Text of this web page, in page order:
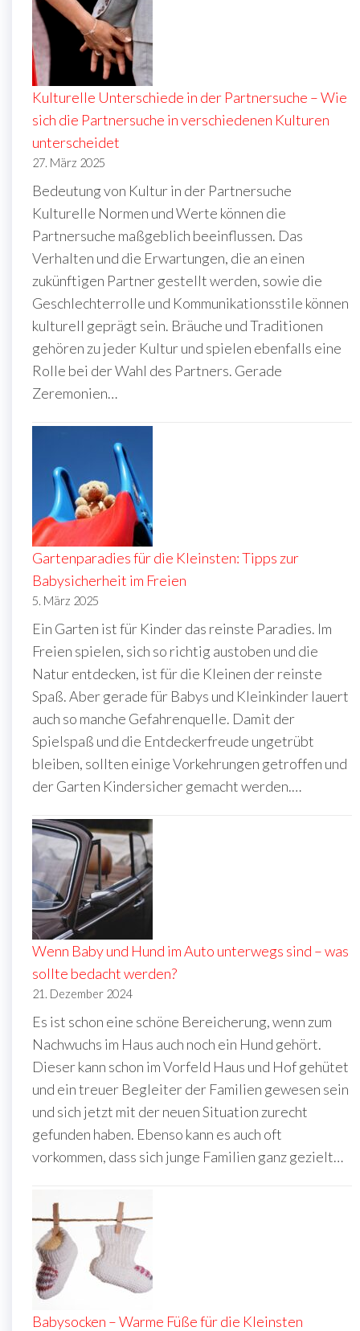
Kulturelle Unterschiede in der Partnersuche – Wie
sich die Partnersuche in verschiedenen Kulturen
unterscheidet
27. März 2025
Bedeutung von Kultur in der Partnersuche
Kulturelle Normen und Werte können die
Partnersuche maßgeblich beeinflussen. Das
Verhalten und die Erwartungen, die an einen
zukünftigen Partner gestellt werden, sowie die
Geschlechterrolle und Kommunikationsstile können
kulturell geprägt sein. Bräuche und Traditionen
gehören zu jeder Kultur und spielen ebenfalls eine
Rolle bei der Wahl des Partners. Gerade
Zeremonien…
Gartenparadies für die Kleinsten: Tipps zur
Babysicherheit im Freien
5. März 2025
Ein Garten ist für Kinder das reinste Paradies. Im
Freien spielen, sich so richtig austoben und die
Natur entdecken, ist für die Kleinen der reinste
Spaß. Aber gerade für Babys und Kleinkinder lauert
auch so manche Gefahrenquelle. Damit der
Spielspaß und die Entdeckerfreude ungetrübt
bleiben, sollten einige Vorkehrungen getroffen und
der Garten Kindersicher gemacht werden.…
Wenn Baby und Hund im Auto unterwegs sind – was
sollte bedacht werden?
21. Dezember 2024
Es ist schon eine schöne Bereicherung, wenn zum
Nachwuchs im Haus auch noch ein Hund gehört.
Dieser kann schon im Vorfeld Haus und Hof gehütet
und ein treuer Begleiter der Familien gewesen sein
und sich jetzt mit der neuen Situation zurecht
gefunden haben. Ebenso kann es auch oft
vorkommen, dass sich junge Familien ganz gezielt…
Babysocken – Warme Füße für die Kleinsten